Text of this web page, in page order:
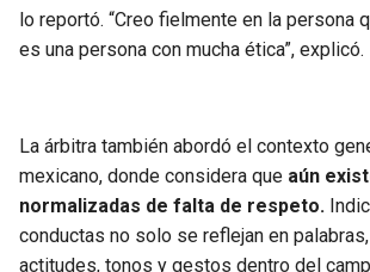
lo reportó. “Creo fielmente en la persona
es una persona con mucha ética”, explicó.
La árbitra también abordó el contexto
mexicano, donde considera que aún
normalizadas de falta de respeto.
conductas no solo se reflejan en
actitudes, tonos y gestos dentro del